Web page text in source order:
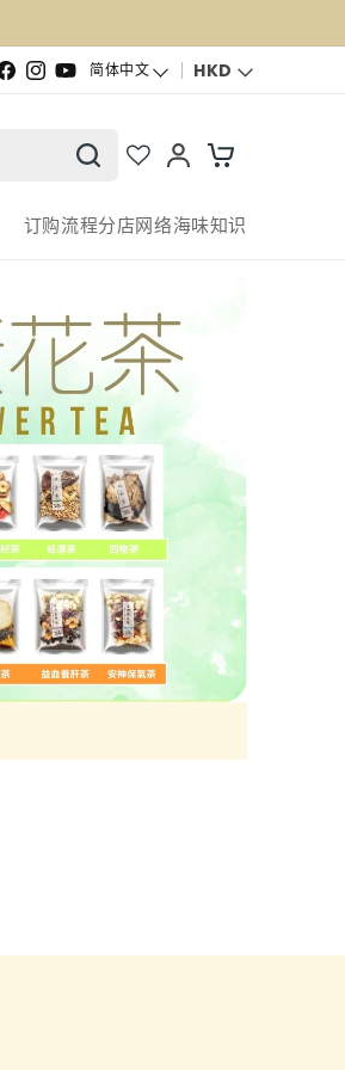
Instagram
YouTube
语言
简体中文 HKD
订购流程分店网络海味知识